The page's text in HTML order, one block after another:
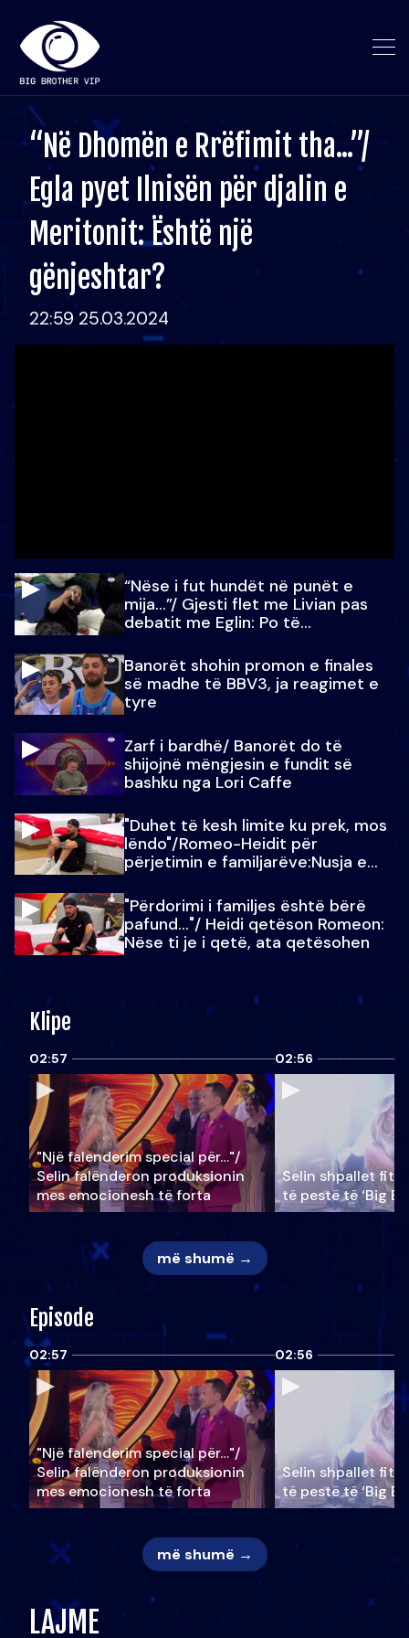
“Në Dhomën e Rrëfimit tha...”/
Egla pyet Ilnisën për djalin e
Meritonit: Është një
gënjeshtar?
22:59 25.03.2024
“Nëse i fut hundët në punët e
mija…”/ Gjesti flet me Livian pas
debatit me Eglin: Po të
Banorët shohin promon e finales
së madhe të BBV3, ja reagimet e
tyre
Zarf i bardhë/ Banorët do të
shijojnë mëngjesin e fundit së
bashku nga Lori Caffe
"Duhet të kesh limite ku prek, mos
lëndo"/Romeo-Heidit për
përjetimin e familjarëve:Nusja e
"Përdorimi i familjes është bërë
pafund…"/ Heidi qetëson Romeon:
Nëse ti je i qetë, ata qetësohen
Klipe
02:57
"Një falenderim special për…"/
Selin falënderon produksionin
mes emocionesh të forta
02:56
Selin shpallet
të pestë të ‘Big
më shumë →
Episode
02:57
"Një falenderim special për…"/
Selin falënderon produksionin
mes emocionesh të forta
02:56
Selin shpallet
të pestë të ‘Big
më shumë →
LAJME